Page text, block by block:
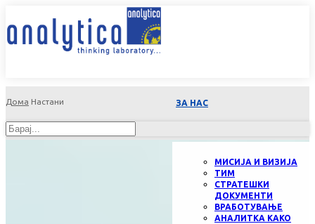
ЗА НАС
МИСИЈА И ВИЗИЈА
ТИМ
СТРАТЕШКИ
ДОКУМЕНТИ
ВРАБОТУВАЊЕ
АНАЛИТКА КАКО
Дома Настани